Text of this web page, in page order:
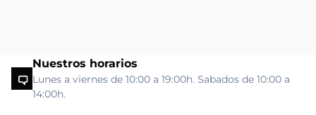
Nuestros horarios
Lunes a viernes de 10:00 a 19:00h. Sabados de 10:00 a
14:00h.